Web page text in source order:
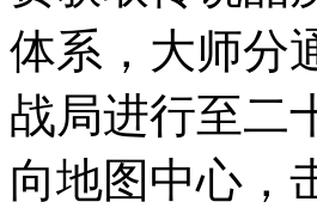
体系，大师分
战局进行至二
向地图中心，